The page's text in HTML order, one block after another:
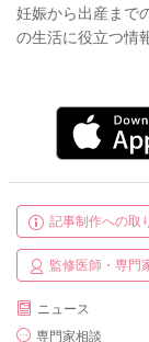
妊娠から出産まで
の生活に役立つ情
記事制作への取
監修医師・専門
ニュース
専門家相談